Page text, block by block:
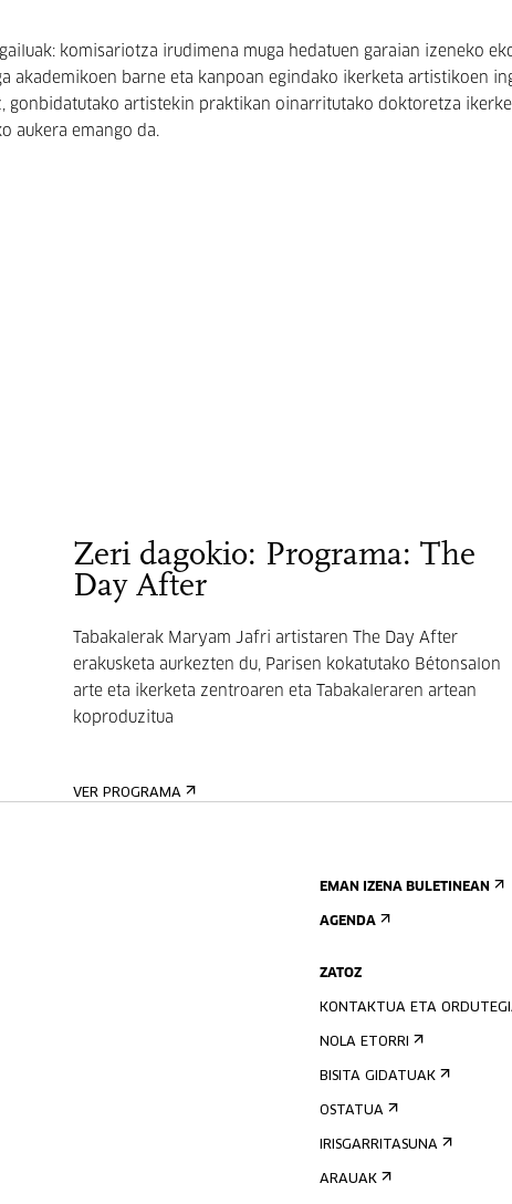
komisariotza irudimena muga hedatuen garaian izeneko
akademikoen barne eta kanpoan egindako ikerketa artistikoen
gonbidatutako artistekin praktikan oinarritutako doktoretza
aukera emango da.
Zeri dagokio: Programa: The
Day After
Tabakalerak Maryam Jafri artistaren The Day After
erakusketa aurkezten du, Parisen kokatutako Bétonsalon
arte eta ikerketa zentroaren eta Tabakaleraren artean
koproduzitua
VER PROGRAMA
EMAN IZENA BULETINEAN
AGENDA
ZATOZ
KONTAKTUA ETA
NOLA ETORRI
BISITA GIDATUAK
OSTATUA
IRISGARRITASUNA
ARAUAK